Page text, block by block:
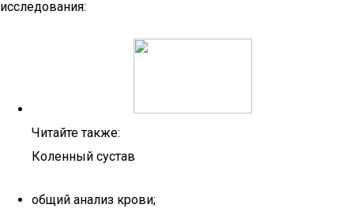
исследования:
Читайте также:
Коленный сустав
общий анализ крови;